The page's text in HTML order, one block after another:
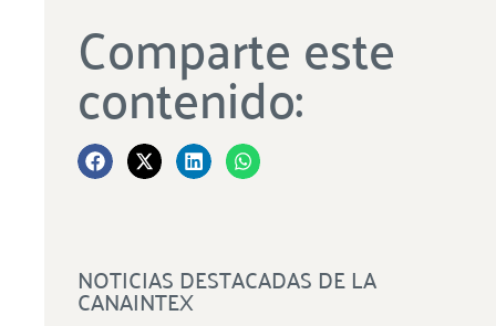
Comparte este
contenido:
NOTICIAS DESTACADAS DE LA
CANAINTEX